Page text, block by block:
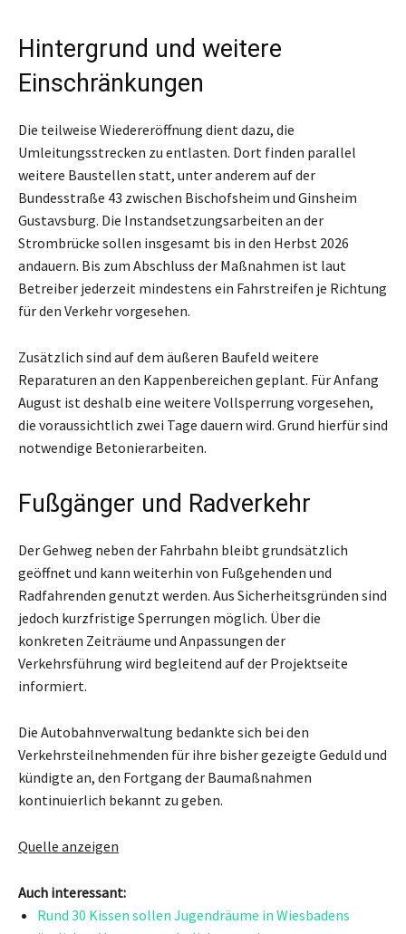
Hintergrund und weitere
Einschränkungen
Die teilweise Wiedereröffnung dient dazu, die
Umleitungsstrecken zu entlasten. Dort finden parallel
weitere Baustellen statt, unter anderem auf der
Bundesstraße 43 zwischen Bischofsheim und Ginsheim
Gustavsburg. Die Instandsetzungsarbeiten an der
Strombrücke sollen insgesamt bis in den Herbst 2026
andauern. Bis zum Abschluss der Maßnahmen ist laut
Betreiber jederzeit mindestens ein Fahrstreifen je Richtung
für den Verkehr vorgesehen.
Zusätzlich sind auf dem äußeren Baufeld weitere
Reparaturen an den Kappenbereichen geplant. Für Anfang
August ist deshalb eine weitere Vollsperrung vorgesehen,
die voraussichtlich zwei Tage dauern wird. Grund hierfür sind
notwendige Betonierarbeiten.
Fußgänger und Radverkehr
Der Gehweg neben der Fahrbahn bleibt grundsätzlich
geöffnet und kann weiterhin von Fußgehenden und
Radfahrenden genutzt werden. Aus Sicherheitsgründen sind
jedoch kurzfristige Sperrungen möglich. Über die
konkreten Zeiträume und Anpassungen der
Verkehrsführung wird begleitend auf der Projektseite
informiert.
Die Autobahnverwaltung bedankte sich bei den
Verkehrsteilnehmenden für ihre bisher gezeigte Geduld und
kündigte an, den Fortgang der Baumaßnahmen
kontinuierlich bekannt zu geben.
Quelle anzeigen
Auch interessant:
Rund 30 Kissen sollen Jugendräume in Wiesbadens